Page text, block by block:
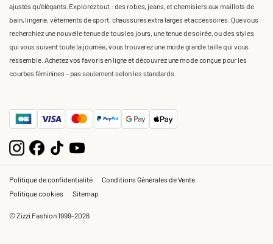
ajustés qu'élégants. Explorez tout : des robes, jeans, et chemisiers aux maillots de
bain, lingerie, vêtements de sport, chaussures extra larges et accessoires. Que vous
recherchiez une nouvelle tenue de tous les jours, une tenue de soirée, ou des styles
qui vous suivent toute la journée, vous trouverez une mode grande taille qui vous
ressemble. Achetez vos favoris en ligne et découvrez une mode conçue pour les
courbes féminines – pas seulement selon les standards.
Politique de confidentialité
Conditions Générales de Vente
Politique cookies
Sitemap
© Zizzi Fashion 1999-2026